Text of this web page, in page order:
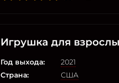
Игрушка для
Год выхода:
2021
Страна:
США